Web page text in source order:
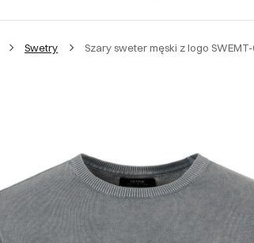
Swetry Szary sweter męski z logo